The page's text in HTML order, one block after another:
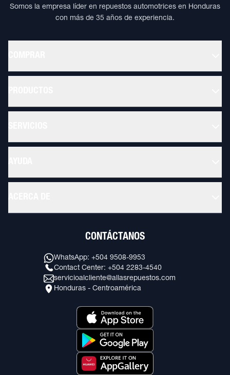
Somos la empresa líder en repuestos automotrices en Honduras
con más de 35 años de experiencia.
CONTÁCTANOS
WhatsApp: +504 9508-9953
Contact Center: +504 2283-4540
servicioalcliente@allasrepuestos.com
Honduras - Centroamérica